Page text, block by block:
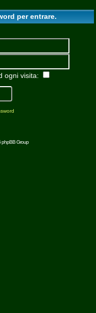
per entrare.
ogni visita:
Group